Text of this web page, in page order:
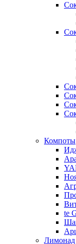
Компоты
te
Лимонад